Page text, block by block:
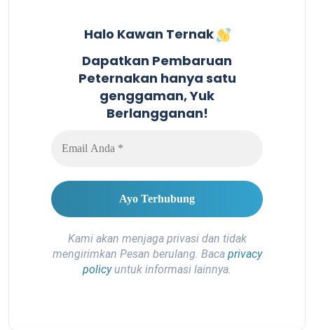
Halo Kawan Ternak
Dapatkan Pembaruan
Peternakan hanya satu
genggaman, Yuk
Berlangganan!
Kami akan menjaga privasi dan tidak
mengirimkan Pesan berulang. Baca privacy
policyuntuk informasi lainnya.